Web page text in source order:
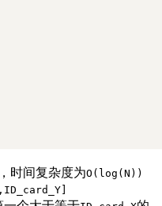
时间复杂度为O(log(N))